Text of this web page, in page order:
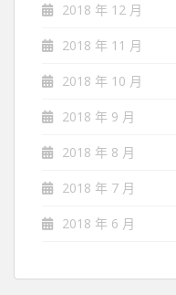
2018 年 12 月
2018 年 11 月
2018 年 10 月
2018 年 9 月
2018 年 8 月
2018 年 7 月
2018 年 6 月